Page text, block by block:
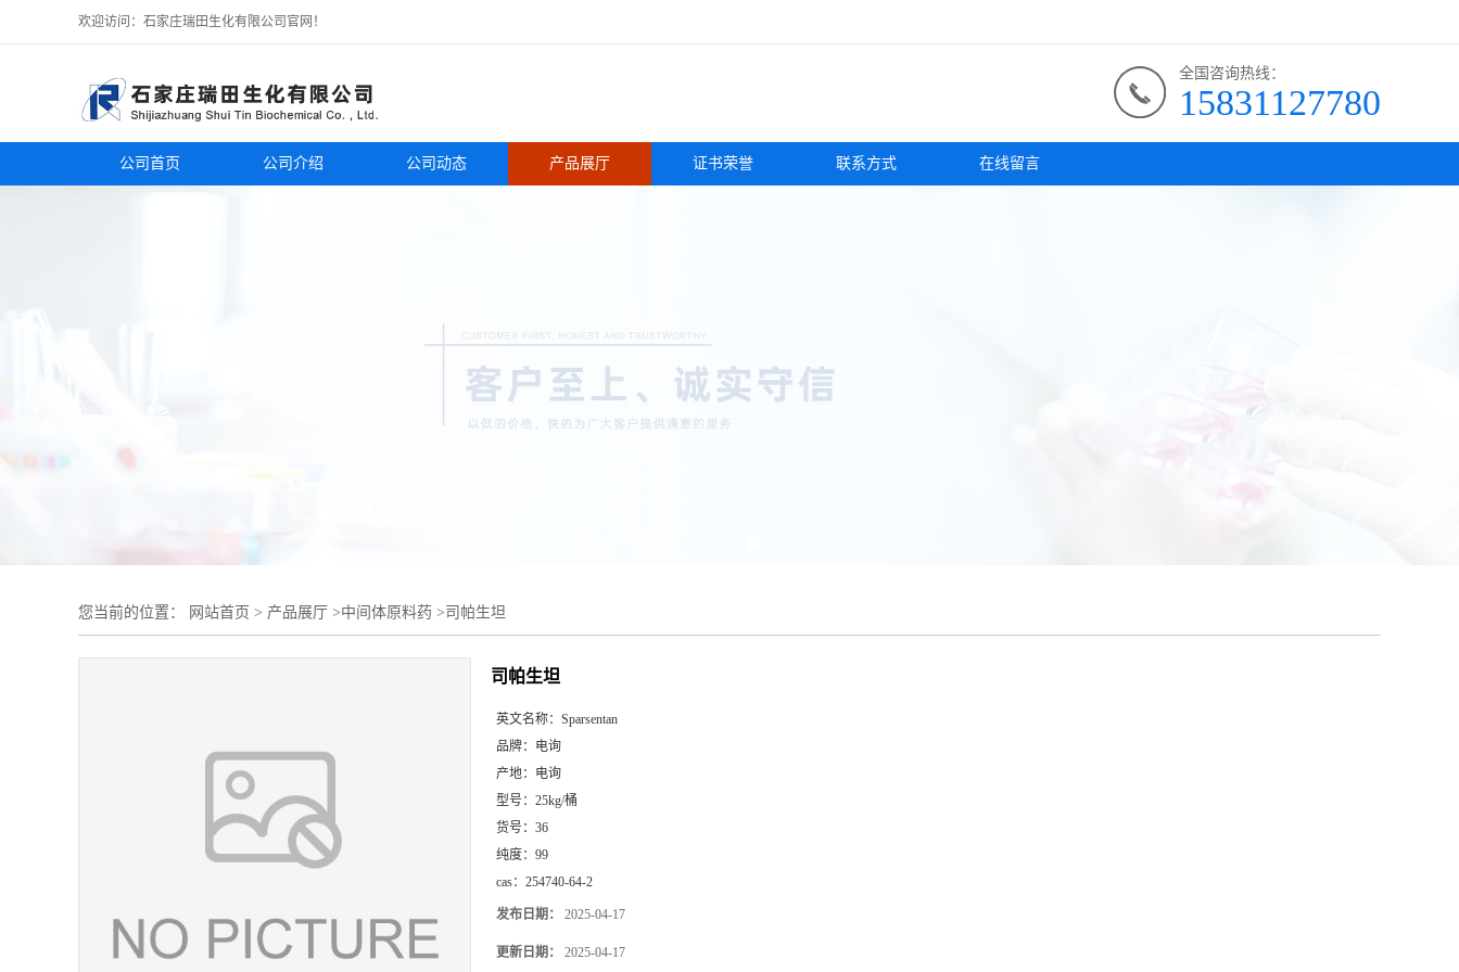
欢迎访问：石家庄瑞田生化有限公司官网！
全国咨询热线：
15831127780
公司首页 公司介绍 公司动态 产品展厅 证书荣誉 联系方式 在线留言
您当前的位置： 网站首页 > 产品展厅 >中间体原料药 >司帕生坦
司帕生坦
英文名称： Sparsentan
品牌： 电询
产地： 电询
型号： 25kg/桶
货号： 36
纯度： 99
cas： 254740-64-2
发布日期： 2025-04-17
更新日期： 2025-04-17